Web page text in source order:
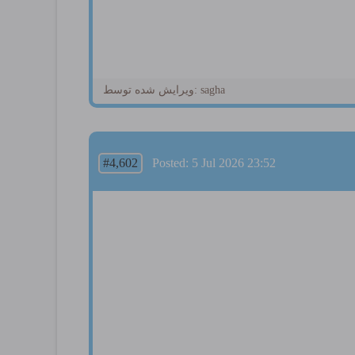
ویرایش شده توسط: sagha
#4,602 Posted: 5 Jul 2026 23:52